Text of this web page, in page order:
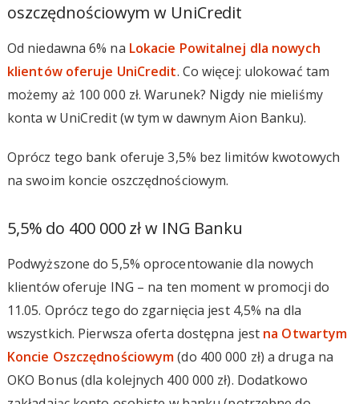
oszczędnościowym w UniCredit
Od niedawna 6% na Lokacie Powitalnej dla nowych
klientów oferuje UniCredit. Co więcej: ulokować tam
możemy aż 100 000 zł. Warunek? Nigdy nie mieliśmy
konta w UniCredit (w tym w dawnym Aion Banku).
Oprócz tego bank oferuje 3,5% bez limitów kwotowych
na swoim koncie oszczędnościowym.
5,5% do 400 000 zł w ING Banku
Podwyższone do 5,5% oprocentowanie dla nowych
klientów oferuje ING – na ten moment w promocji do
11.05. Oprócz tego do zgarnięcia jest 4,5% na dla
wszystkich. Pierwsza oferta dostępna jest na Otwartym
Koncie Oszczędnościowym(do 400 000 zł) a druga na
OKO Bonus (dla kolejnych 400 000 zł). Dodatkowo